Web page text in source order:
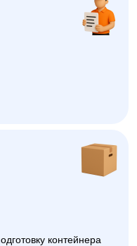
контейнера